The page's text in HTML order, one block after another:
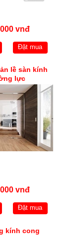
vnđ
Đặt mua
lề sàn kính
lực
vnđ
Đặt mua
kính cong